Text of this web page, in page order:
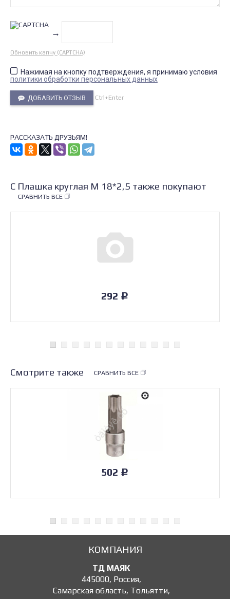
→
Обновить капчу (CAPTCHA)
Нажимая на кнопку подтверждения, я принимаю условия
политики обработки персональных данных
ДОБАВИТЬ ОТЗЫВ Ctrl+Enter
РАССКАЗАТЬ ДРУЗЬЯМ!
С Плашка круглая М 18*2,5 также покупают
СРАВНИТЬ ВСЕ
292 Р
Смотрите также СРАВНИТЬ ВСЕ
502 Р
КОМПАНИЯ
ТД МАЯК
445000, Россия,
Самарская область, Тольятти,